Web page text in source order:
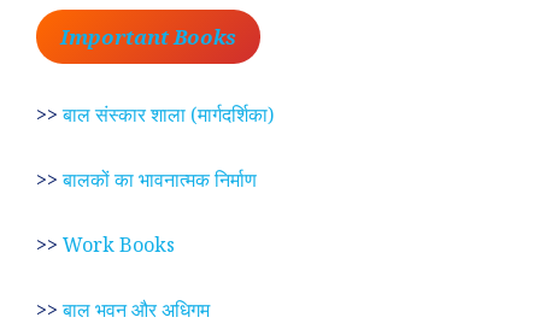
Important Books
>>बाल संस्कार शाला (मार्गदर्शिका)
>>बालकों का भावनात्मक निर्माण
>> Work Books
>>बाल भवन और अधिगम